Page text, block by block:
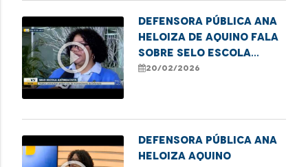
play_circle_outline
Defensora Pública Ana
Heloiza de Aquino fala
sobre Selo Escola
Antirracista em
20/02/2026
Defensora pública Ana
Heloiza Aquino